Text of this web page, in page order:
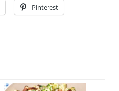
Pinterest